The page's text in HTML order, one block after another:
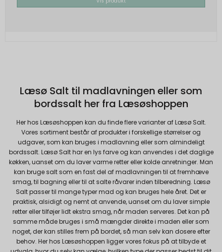
Læsø Salt til madlavningen eller som
bordssalt her fra Læsøshoppen
Her hos Læsøshoppen kan du finde flere varianter af Læsø Salt.
Vores sortiment består af produkter i forskellige størrelser og
udgaver, som kan bruges i madlavning eller som almindeligt
bordssalt. Læsø Salt har en lys farve og kan anvendes i det daglige
køkken, uanset om du laver varme retter eller kolde anretninger. Man
kan bruge salt som en fast del af madlavningen til at fremhæve
smag, til bagning eller til at salte råvarer inden tilberedning. Læsø
Salt passer til mange typer mad og kan bruges hele året. Det er
praktisk, alsidigt og nemt at anvende, uanset om du laver simple
retter eller tilføjer lidt ekstra smag, når maden serveres. Det kan på
samme måde bruges i små mængder direkte i maden eller som
noget, der kan stilles frem på bordet, så man selv kan dosere efter
behov. Her hos Læsøshoppen ligger vores fokus på at tilbyde et
besøgende får vist relevante og personlige
Gemmer en brugers valg af cookies.
SEARCH_SAMESITE
Google
Beskrivelse:
Denne cookie bruges til at forhindre
browseren i at sende denne cookie
sammen med anmodninger på tværs af
websites.
4
rc::b, rc::c
Oprindelse:
Google
Beskrivelse:
Session